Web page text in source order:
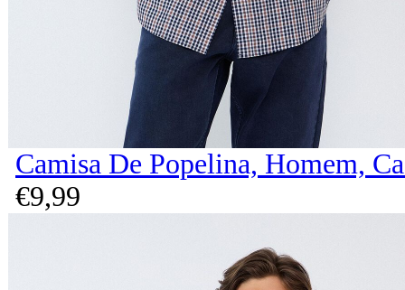
Camisa De Popelina, Homem,
€9,99